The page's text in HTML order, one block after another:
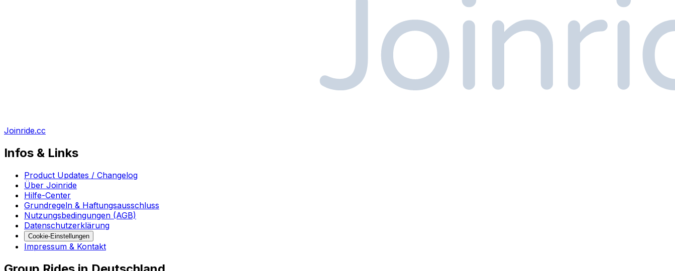
Joinride.cc
Infos & Links
Product Updates / Changelog
Über Joinride
Hilfe-Center
Grundregeln & Haftungsausschluss
Nutzungsbedingungen (AGB)
Datenschutzerklärung
Cookie-Einstellungen
Impressum & Kontakt